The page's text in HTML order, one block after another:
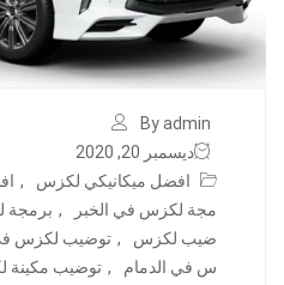
By admin
ديسمبر 20, 2020
افضل ميكانيكي لكزس
,
مجة لكزس في الخبر
, برمجة
ضيب لكزس
, توضيب لكزس
س في الدمام
, توضيب مكينة